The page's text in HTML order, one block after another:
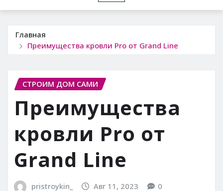
Главная
Преимущества кровли Pro от Grand Line
СТРОИМ ДОМ САМИ
Преимущества
кровли Pro от
Grand Line
pristroykin_ Авг 11, 2023 0